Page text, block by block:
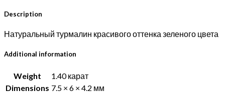
Description
Натуральный турмалин красивого оттенка зеленого цвета
Additional information
Weight
1.40 карат
Dimensions 7.5 × 6 × 4.2 мм